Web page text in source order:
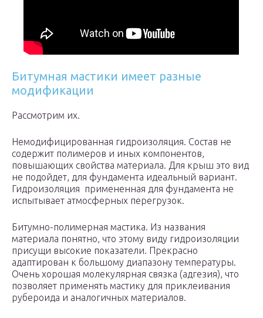
Битумная мастики имеет разные
модификации
Рассмотрим их.
Немодифицированная гидроизоляция. Состав не
содержит полимеров и иных компонентов,
повышающих свойства материала. Для крыш это вид
не подойдет, для фундамента идеальный вариант.
Гидроизоляция примененная для фундамента не
испытывает атмосферных перегрузок.
Битумно-полимерная мастика. Из названия
материала понятно, что этому виду гидроизоляции
присущи высокие показатели. Прекрасно
адаптирован к большому диапазону температуры.
Очень хорошая молекулярная связка (адгезия), что
позволяет применять мастику для приклеивания
рубероида и аналогичных материалов.